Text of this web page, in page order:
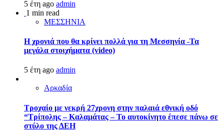
5 έτη ago admin
1 min read
ΜΕΣΣΗΝΙΑ
Η χρονιά που θα κρίνει πολλά για τη Μεσσηνία -Τα
μεγάλα στοιχήματα (video)
5 έτη ago admin
Αρκαδία
Τροχαίο με νεκρή 27χρονη στην παλαιά εθνική οδό
“Τρίπολης – Καλαμάτας – Το αυτοκίνητο έπεσε πάνω σε
στύλο της ΔΕΗ